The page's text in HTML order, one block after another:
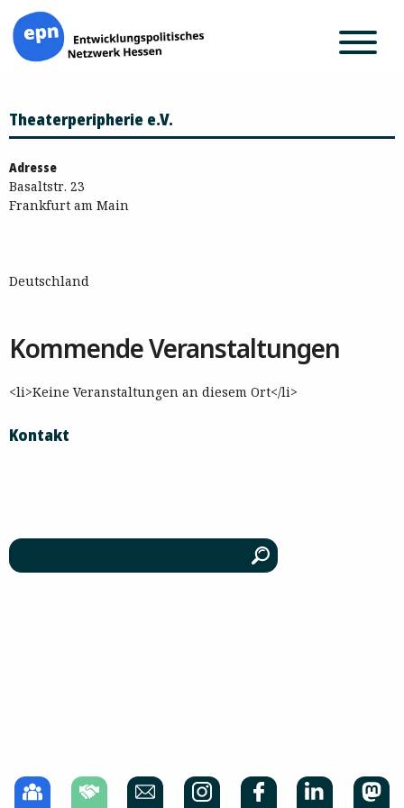
Inhalt
springen
Theaterperipherie e.V.
Adresse
Basaltstr. 23
Frankfurt am Main
Deutschland
Kommende Veranstaltungen
<li>Keine Veranstaltungen an diesem Ort</li>
Kontakt